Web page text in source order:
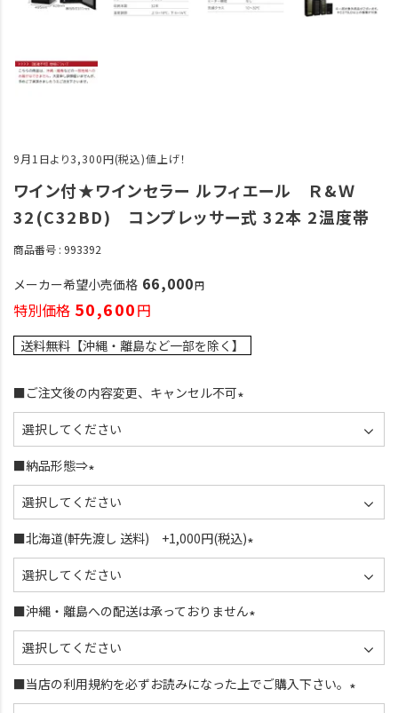
9月1日より3,300円(税込)値上げ！
ワイン付★ワインセラー ルフィエール Ｒ&Ｗ
32(C32BD) コンプレッサー式 32本 2温度帯
商品番号 993392
メーカー希望小売価格 66,000
特別価格 50,600
送料無料【沖縄・離島など一部を除く】
■ご注文後の内容変更、キャンセル不可
)
■納品形態⇒
(
必
須
)
■北海道(軒先渡し 送料) +1,000円(税込)
)
■沖縄・離島への配送は承っておりません
須
)
■当店の利用規約を必ずお読みになった上でご購入下さい。